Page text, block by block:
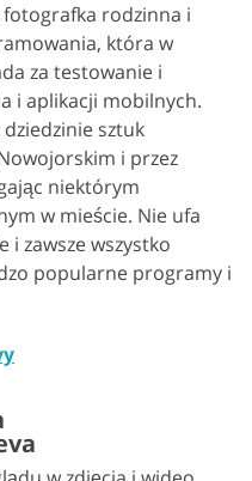
rodzinna i
która w
za testowanie i
i aplikacji mobilnych.
dziedzinie sztuk
i przez
niektórym
w mieście. Nie ufa
i zawsze wszystko
popularne programy i